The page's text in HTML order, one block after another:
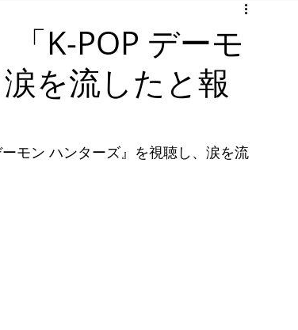
K-POP デーモ
を流したと報
モン ハンターズ』を視聴し、涙を流